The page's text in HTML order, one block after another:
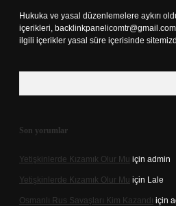
Hukuka ve yasal düzenlemelere aykırı
içerikleri, backlinkpanelicomtr@gmail.com
ilgili içerikler yasal süre içerisinde
Son yorumlar
Yetişkinlerde Kızamık Olur Mu için admin
Yetişkinlerde Kızamık Olur Mu için Lale
Osmanlı Rus Savaşları Kim Kazandı için